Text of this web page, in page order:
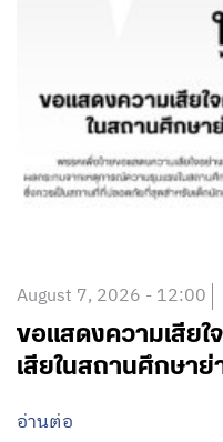
August 7, 2026 - 12:00
ขอแสดงความเสีย
เสียในสถานศึกษา
อ่านต่อ